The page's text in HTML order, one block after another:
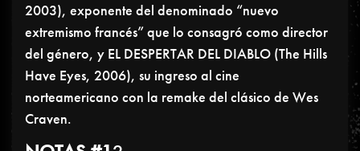
2003), exponente del denominado “nuevo
extremismo francés” que lo consagró como director
del género, y EL DESPERTAR DEL DIABLO (The Hills
Have Eyes, 2006), su ingreso al cine
norteamericano con la remake del clásico de Wes
Craven.